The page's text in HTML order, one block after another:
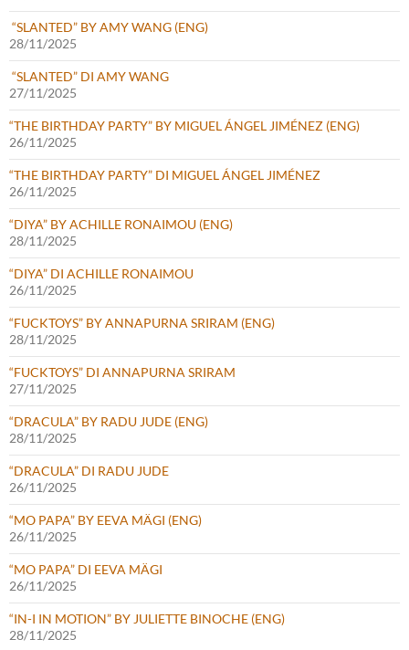
“SLANTED” BY AMY WANG (ENG)
28/11/2025
“SLANTED” DI AMY WANG
27/11/2025
“THE BIRTHDAY PARTY” BY MIGUEL ÁNGEL JIMÉNEZ (ENG)
26/11/2025
“THE BIRTHDAY PARTY” DI MIGUEL ÁNGEL JIMÉNEZ
26/11/2025
“DIYA” BY ACHILLE RONAIMOU (ENG)
28/11/2025
“DIYA” DI ACHILLE RONAIMOU
26/11/2025
“FUCKTOYS” BY ANNAPURNA SRIRAM (ENG)
28/11/2025
“FUCKTOYS” DI ANNAPURNA SRIRAM
27/11/2025
“DRACULA” BY RADU JUDE (ENG)
28/11/2025
“DRACULA” DI RADU JUDE
26/11/2025
“MO PAPA” BY EEVA MÄGI (ENG)
26/11/2025
“MO PAPA” DI EEVA MÄGI
26/11/2025
“IN-I IN MOTION” BY JULIETTE BINOCHE (ENG)
28/11/2025